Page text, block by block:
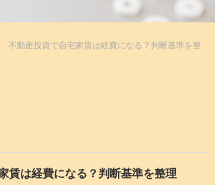
不動産投資で自宅家賃は経費になる？判断基準を整
賃は経費になる？判断基準を整理